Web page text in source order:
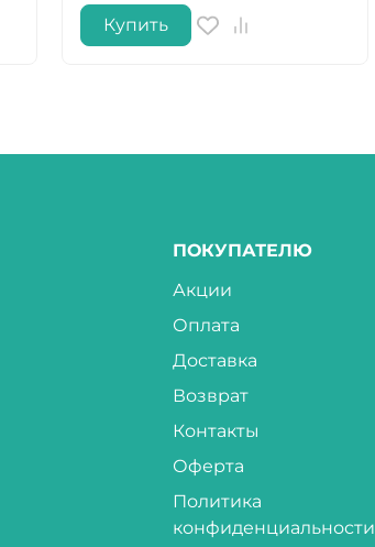
Купить
ПОКУПАТЕЛЮ
Акции
Оплата
Доставка
Возврат
Контакты
Оферта
Политика
конфиденциальности